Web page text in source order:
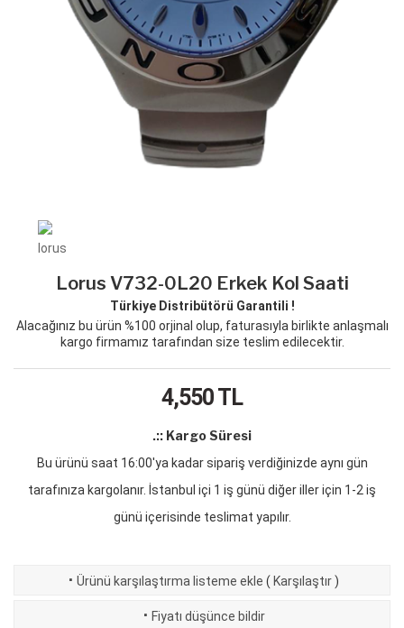
Lorus V732-0L20 Erkek Kol Saati
Türkiye Distribütörü Garantili !
Alacağınız bu ürün %100 orjinal olup, faturasıyla birlikte anlaşmalı
kargo firmamız tarafından size teslim edilecektir.
4,550TL
.:: Kargo Süresi
Bu ürünü saat 16:00'ya kadar sipariş verdiğinizde aynı gün
tarafınıza kargolanır. İstanbul içi 1 iş günü diğer iller için 1-2 iş
günü içerisinde teslimat yapılır.
· Ürünü karşılaştırma listeme ekle ( Karşılaştır )
· Fiyatı düşünce bildir